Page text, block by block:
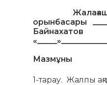
орынбасары
Байнахатов
«_____»
Мазмұны
1-тарау. Жалпы